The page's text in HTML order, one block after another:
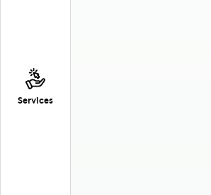
Services